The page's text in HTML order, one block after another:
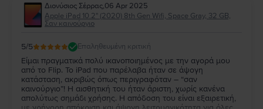
Διονύσιος Σέρρας,06 Apr 2025
Apple iPad 10.2" (2020) 8th Gen Wifi, Space Gray, 32 GB,
Σαν καινούργιο
5/5 Επαληθευμένη κριτική
Είμαι πραγματικά πολύ ικανοποιημένος με την αγορά μου
από το Flip. Το iPad που παρέλαβα ήταν σε άψογη
κατάσταση, ακριβώς όπως περιγραφόταν – “σαν
καινούργιο”! Η αισθητική του ήταν άριστη, χωρίς κανένα
απολύτως σημάδι χρήσης. Η απόδοση του είναι εξαιρετική,